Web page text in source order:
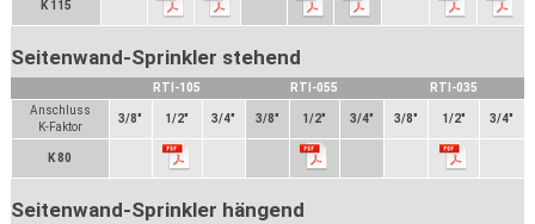
K 115
Seitenwand-Sprinkler stehend
RTI-105 RTI-055
RTI-035
Anschluss
K-Faktor
3/8" 1/2" 3/4" 3/8" 1/2" 3/4" 3/8" 1/2" 3/4"
K 80
Seitenwand-Sprinkler hängend